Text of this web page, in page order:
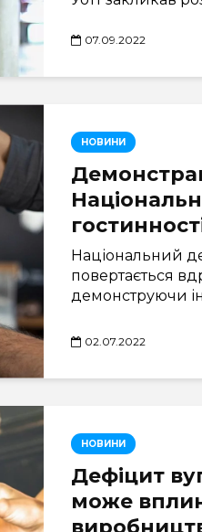
07.09.2022
НОВИНИ
Національний
повертається
демонструючи
02.07.2022
НОВИНИ
Дефіцит
може